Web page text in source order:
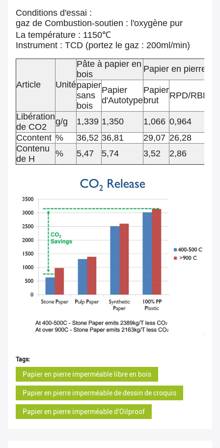
Conditions d'essai :
gaz de Combustion-soutien : l'oxygène pur
La température : 1150℃
Instrument : TCD (portez le gaz : 200ml/min)
Article Unité
Pâte à papier en
bois
Papier en pierre
papier
sans
bois
Papier
d'Autotype
Papier
brut
RPD/RBD
Libération
de CO2
g/g 1,339 1,350 1,066 0,964
Ccontent % 36,52 36,81 29,07 26,28
Contenu
de H
% 5,47 5,74 3,52 2,86
Tags:
Papier en pierre imperméable libre en bois
Papier en pierre imperméable de dessin de croquis
Papier en pierre imperméable d'Oilproof